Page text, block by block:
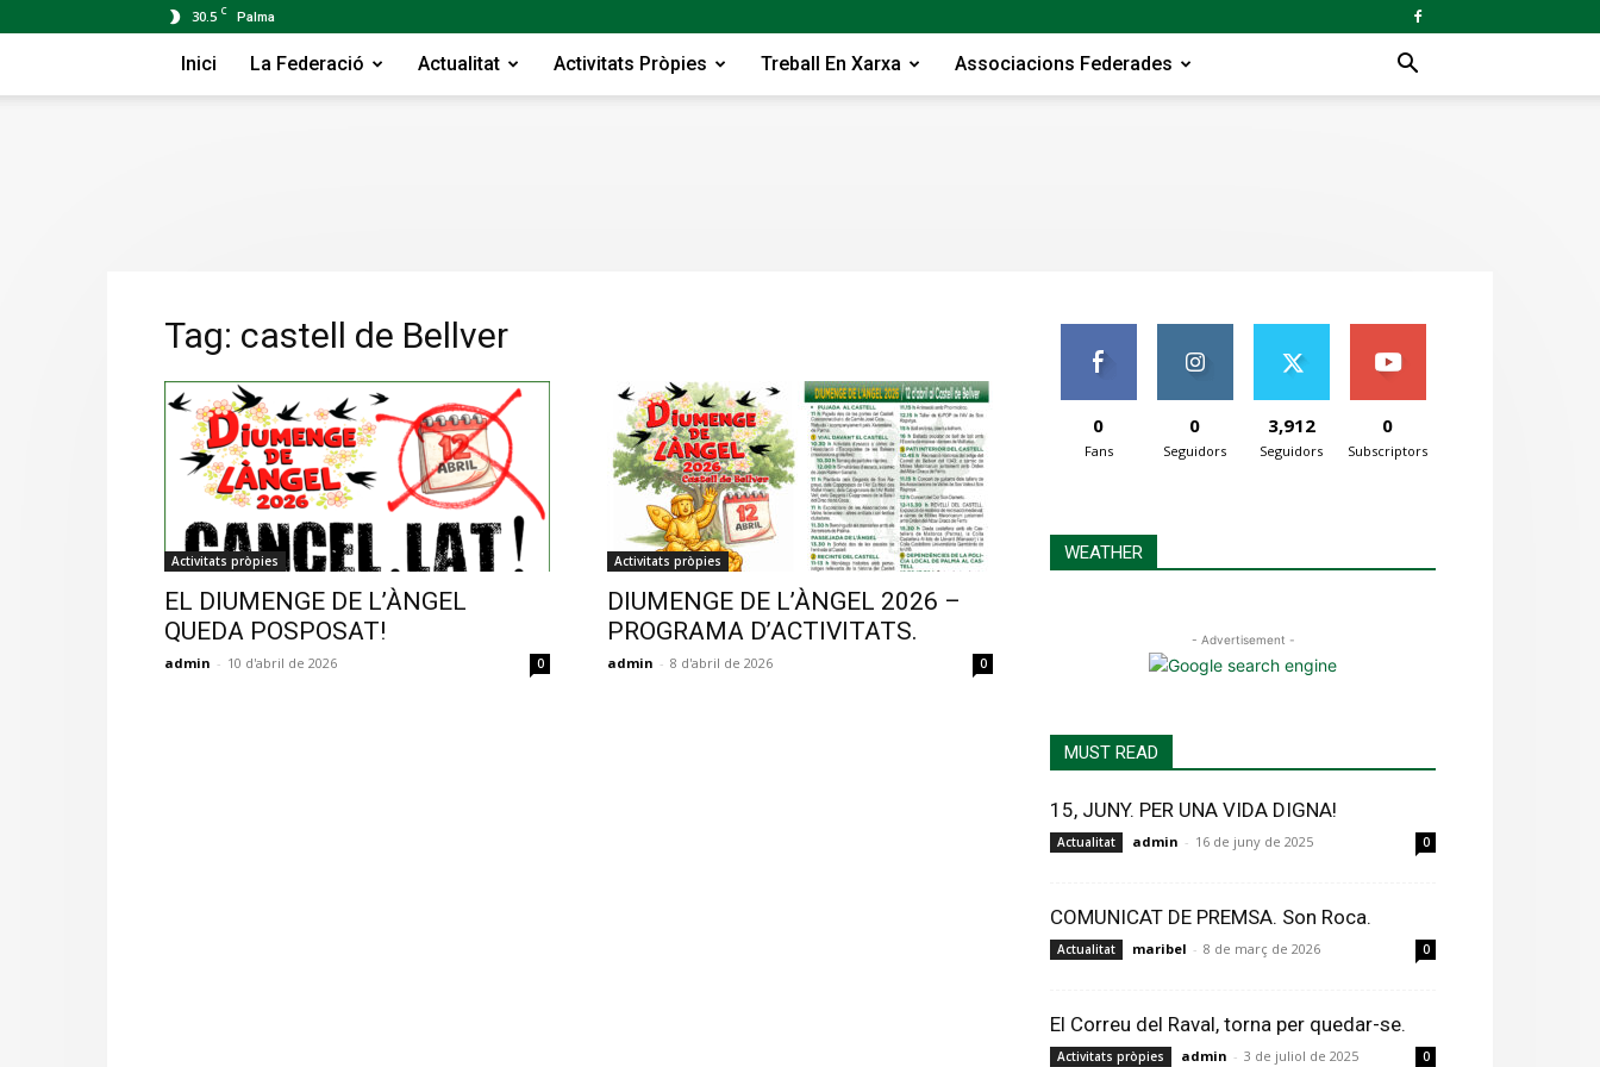
30.5 C Palma
Inici La Federació Actualitat Activitats Pròpies Treball En Xarxa Associacions Federades
Tag: castell de Bellver
Activitats pròpies
EL DIUMENGE DE L’ÀNGEL
QUEDA POSPOSAT!
admin - 10 d'abril de 2026 0
Activitats pròpies
DIUMENGE DE L’ÀNGEL 2026 –
PROGRAMA D’ACTIVITATS.
admin - 8 d'abril de 2026 0
0
Fans
0
Seguidors
3,912
Seguidors
0
Subscriptors
WEATHER
- Advertisement -
MUST READ
15, JUNY. PER UNA VIDA DIGNA!
Actualitat admin - 16 de juny de 2025 0
COMUNICAT DE PREMSA. Son Roca.
Actualitat maribel - 8 de març de 2026 0
El Correu del Raval, torna per quedar-se.
Activitats pròpies admin - 3 de juliol de 2025 0